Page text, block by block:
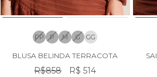
PP P M G GG
BLUSA BELINDA TERRACOTA
R$858 R$ 514